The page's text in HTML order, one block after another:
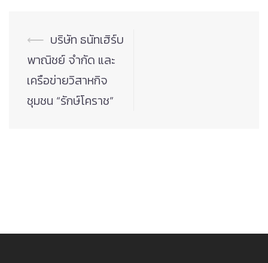
Post
navigation
⟵ บริษัท ธนัทเฮิร์บ
พาณิชย์ จำกัด และ
เครือข่ายวิสาหกิจ
ชุมชน “รักษ์โคราช”